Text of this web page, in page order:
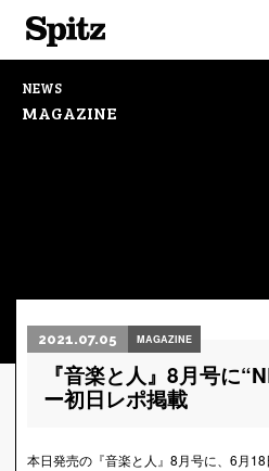
NEWS
MAGAZINE
2021.07.05 MAGAZINE
『音楽と人』8月号に
ー初日レポ掲載
本日発売の『音楽と人』8月号に、6月